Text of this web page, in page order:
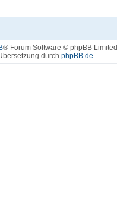
® Forum Software © phpBB Limited
durch phpBB.de